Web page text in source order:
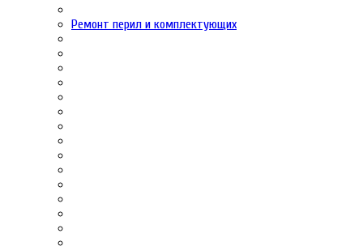
Ремонт перил и комплектующих